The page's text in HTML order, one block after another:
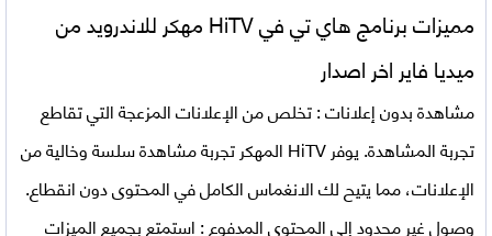
مميزات برنامج هاي تي في HiTV مهكر للاندرويد من
ميديا فاير اخر اصدار
مشاهدة بدون إعلانات : تخلص من الإعلانات المزعجة التي تقاطع
تجربة المشاهدة. يوفر HiTV المهكر تجربة مشاهدة سلسة وخالية من
الإعلانات، مما يتيح لك الانغماس الكامل في المحتوى دون انقطاع.
وصول غير محدود إلى المحتوى المدفوع : استمتع بجميع الميزات